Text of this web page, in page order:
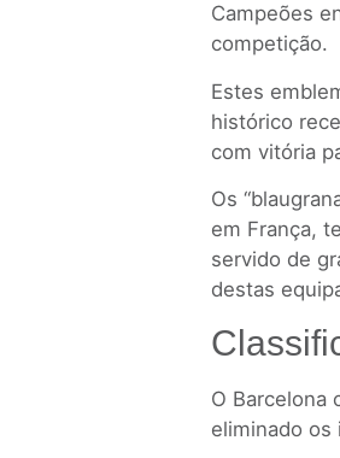
Campeões
competição.
Estes
histórico
com vitória
Os
em França,
servido de
destas
O Barcelona
eliminado os